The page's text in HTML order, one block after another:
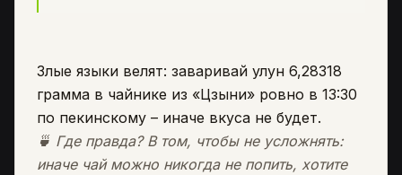
Злые языки велят: заваривай улун 6,28318
грамма в чайнике из «Цзыни» ровно в 13:30
по пекинскому – иначе вкуса не будет.
🍵 Где правда? В том, чтобы не усложнять:
иначе чай можно никогда не попить, хотите